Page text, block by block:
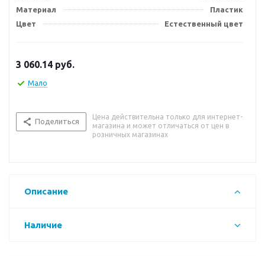
Материал
Пластик
Цвет
Естественный цвет
3 060.14 руб.
Мало
Поделиться
Цена действительна только для интернет-
магазина и может отличаться от цен в
розничных магазинах
Описание
Наличие